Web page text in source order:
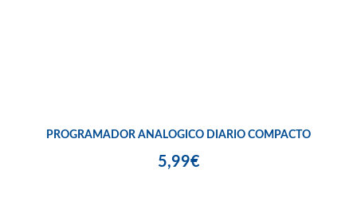
PROGRAMADOR ANALOGICO DIARIO COMPACTO
5,99€